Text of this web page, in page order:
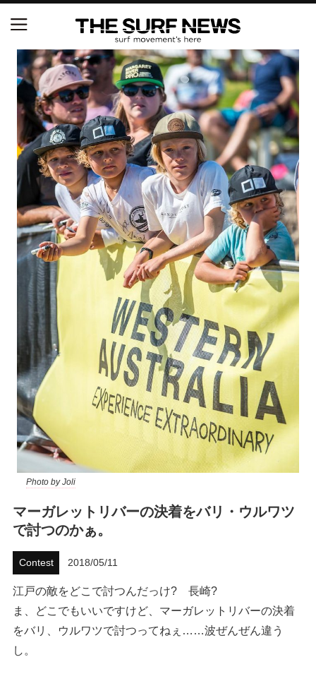
Photo by Joli
マーガレットリバーの決着をバリ・ウルワツ
で討つのかぁ。
Contest 2018/05/11
江戸の敵をどこで討つんだっけ? 長崎?
ま、どこでもいいですけど、マーガレットリバーの決着
をバリ、ウルワツで討つってねぇ……波ぜんぜん違う
し。
NSAと茅ヶ崎市が包括連携協定を締結 自治体との
協定は全国初、サーフィンを軸に地域活性化へ
【五十嵐カノア独占インタビュー】旧友レオ、ジャ
ックとの豪華プライベートセッション
S.ONE ショート＆ロング開幕戦・現地リポート（高
橋みなと）
ニュース
製品情報
ホリデースタイル
ウェストジャパン
FOLLOW US ON